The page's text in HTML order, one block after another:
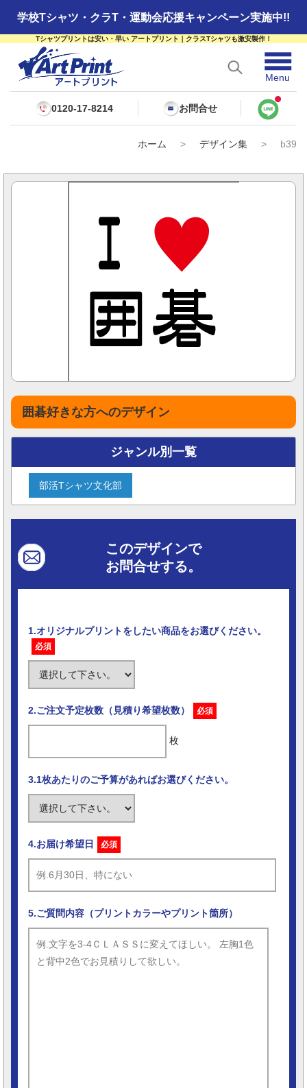
学校Tシャツ・クラT・運動会応援キャンペーン実施中!!
Tシャツプリントは安い・早い アートプリント｜クラスTシャツも激安製作！
☰
Menu
0120-17-8214 お問合せ
ホーム > デザイン集 > b39
囲碁好きな方へのデザイン
ジャンル別一覧
部活Tシャツ文化部
このデザインで
お問合せする。
1.オリジナルプリントをしたい商品をお選びください。
必須
2.ご注文予定枚数（見積り希望枚数） 必須
枚
3.1枚あたりのご予算があればお選びください。
4.お届け希望日 必須
5.ご質問内容（プリントカラーやプリント箇所）